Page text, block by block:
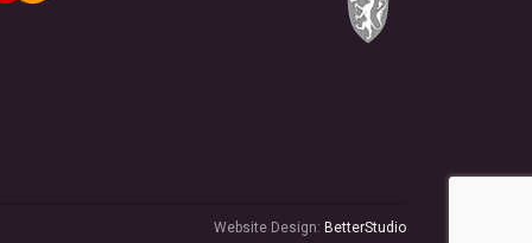
Все, что вам нужно сделать - это зайти на наш
канал YouTube по этой ссылке и поставить лайк
Website Design: BetterStudio